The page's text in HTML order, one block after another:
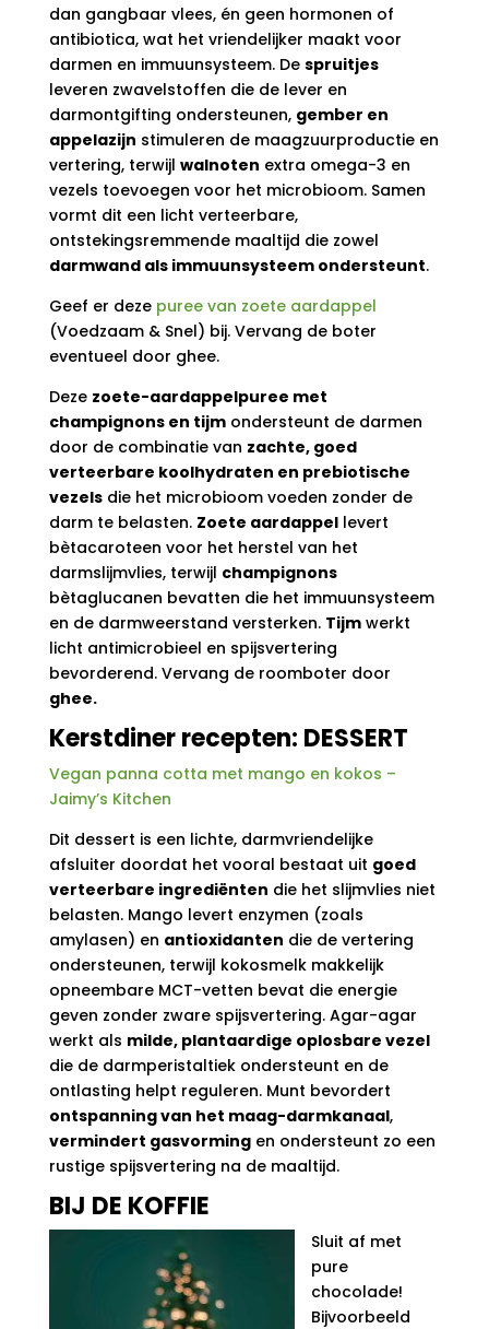
dan gangbaar vlees, én geen hormonen of
antibiotica, wat het vriendelijker maakt voor
darmen en immuunsysteem. De spruitjes
leveren zwavelstoffen die de lever en
darmontgifting ondersteunen, gember en
appelazijn stimuleren de maagzuurproductie en
vertering, terwijl walnoten extra omega-3 en
vezels toevoegen voor het microbioom. Samen
vormt dit een licht verteerbare,
ontstekingsremmende maaltijd die zowel
darmwand als immuunsysteem ondersteunt.
Geef er deze puree van zoete aardappel
(Voedzaam & Snel) bij. Vervang de boter
eventueel door ghee.
Deze zoete-aardappelpuree met
champignons en tijmondersteunt de darmen
door de combinatie van zachte, goed
verteerbare koolhydraten en prebiotische
vezelsdie het microbioom voeden zonder de
darm te belasten. Zoete aardappellevert
bètacaroteen voor het herstel van het
darmslijmvlies, terwijl champignons
bètaglucanen bevatten die het immuunsysteem
en de darmweerstand versterken. Tijmwerkt
licht antimicrobieel en spijsvertering
bevorderend. Vervang de roomboter door
ghee.
Kerstdiner recepten: DESSERT
Vegan panna cotta met mango en kokos –
Jaimy’s Kitchen
Dit dessert is een lichte, darmvriendelijke
afsluiter doordat het vooral bestaat uit goed
verteerbare ingrediënten die het slijmvlies niet
belasten. Mango levert enzymen (zoals
amylasen) en antioxidanten die de vertering
ondersteunen, terwijl kokosmelk makkelijk
opneembare MCT-vetten bevat die energie
geven zonder zware spijsvertering. Agar-agar
werkt als milde, plantaardige oplosbare vezel
die de darmperistaltiek ondersteunt en de
ontlasting helpt reguleren. Munt bevordert
ontspanning van het maag-darmkanaal,
vermindert gasvormingen ondersteunt zo een
rustige spijsvertering na de maaltijd.
BIJ DE KOFFIE
Sluit af met
pure
chocolade!
Bijvoorbeeld